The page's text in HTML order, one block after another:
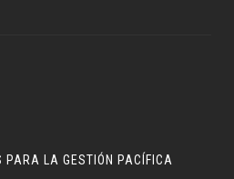
PARA LA GESTIÓN PACÍFICA